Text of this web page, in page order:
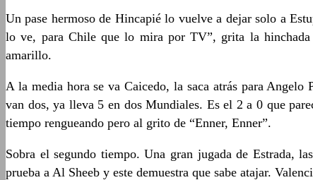
Un pase hermoso de Hincapié lo vuelve a dejar solo a
lo ve, para Chile que lo mira por TV”, grita la hinchada
amarillo.
A la media hora se va Caicedo, la saca atrás para
van dos, ya lleva 5 en dos Mundiales. Es el 2 a 0 que
tiempo rengueando pero al grito de “Enner, Enner”.
Sobra el segundo tiempo. Una gran jugada de Estrada,
prueba a Al Sheeb y este demuestra que sabe atajar.